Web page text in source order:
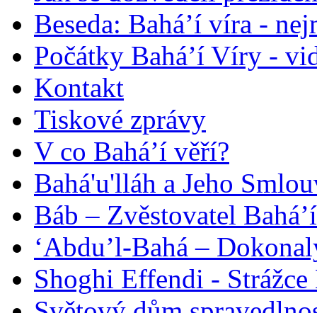
Beseda: Bahá’í víra -
Počátky Bahá’í Víry -
Kontakt
Tiskové zprávy
V co Bahá’í věří?
Bahá'u'lláh a Jeho
Báb – Zvěstovatel
‘Abdu’l-Bahá –
Shoghi Effendi -